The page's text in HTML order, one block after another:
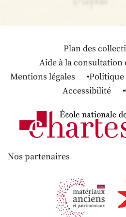
Plan des
Aide à la consultation
Mentions légales
Politique
Accessibilité
Nos partenaires